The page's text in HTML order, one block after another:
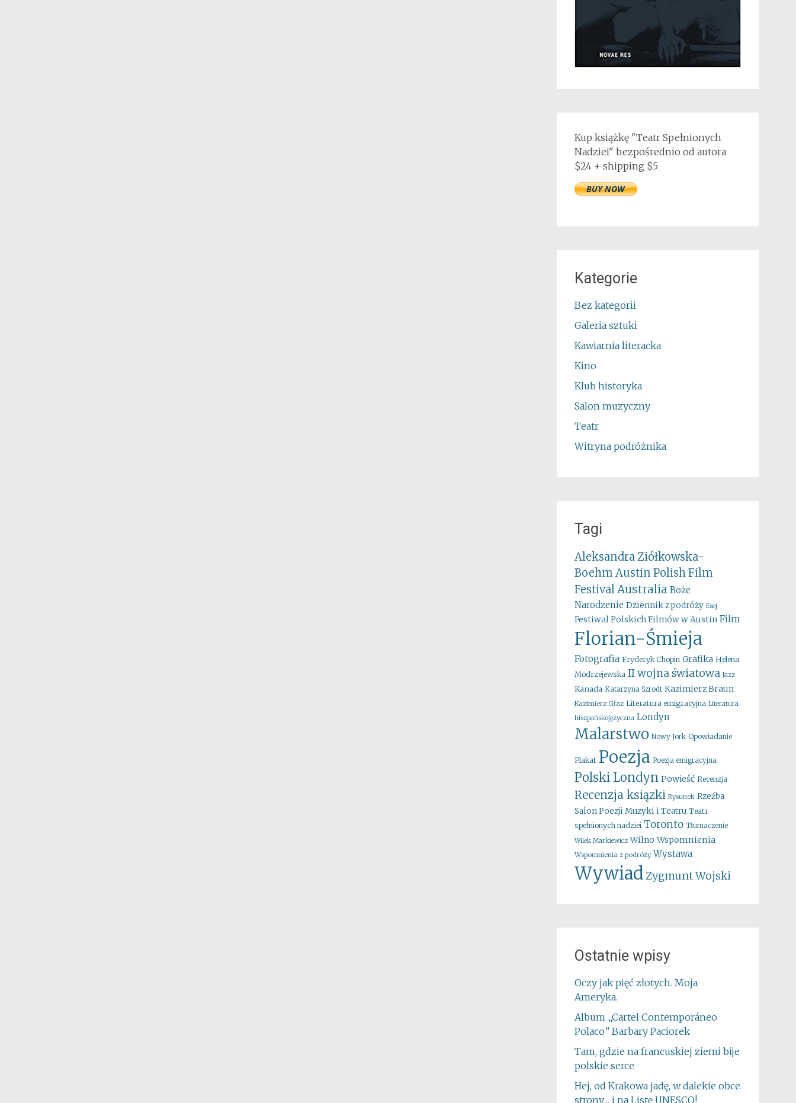
Kup książkę "Teatr Spełnionych
Nadziei" bezpośrednio od autora
$24 + shipping $5
Kategorie
Bez kategorii
Galeria sztuki
Kawiarnia literacka
Kino
Klub historyka
Salon muzyczny
Teatr
Witryna podróżnika
Tagi
Aleksandra Ziółkowska-
Boehm Austin Polish Film
FestivalAustralia Boże
Narodzenie Dziennik z podróży Esej
Festiwal Polskich Filmów w Austin Film
Florian-Śmieja
Fotografia Fryderyk Chopin Grafika Helena
Modrzejewska II wojna światowa Jazz
Kanada Katarzyna Szrodt Kazimierz Braun
Kazimierz Głaz Literatura emigracyjna Literatura
hiszpańskojęzyczna Londyn
Malarstwo Nowy Jork Opowiadanie
Plakat Poezja Poezja emigracyjna
Polski Londyn Powieść Recenzja
Recenzja ksiązki Rysunek Rzeźba
Salon Poezji Muzyki i Teatru Teatr
spełnionych nadziei Toronto Tłumaczenie
Wilek Markiewicz Wilno Wspomnienia
Wspomnienia z podróży Wystawa
WywiadZygmunt Wojski
Ostatnie wpisy
Oczy jak pięć złotych. Moja
Ameryka.
Album „Cartel Contemporáneo
Polaco” Barbary Paciorek
Tam, gdzie na francuskiej ziemi bije
polskie serce
Hej, od Krakowa jadę, w dalekie obce
strony… i na Listę UNESCO!